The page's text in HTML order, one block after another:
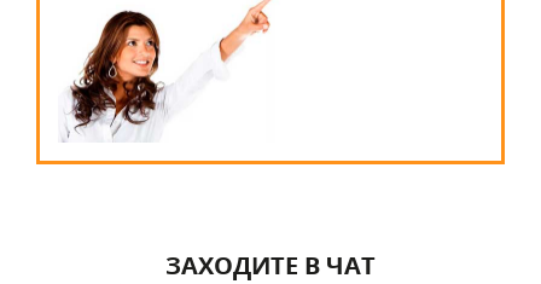
ЗАХОДИТЕ В ЧАТ